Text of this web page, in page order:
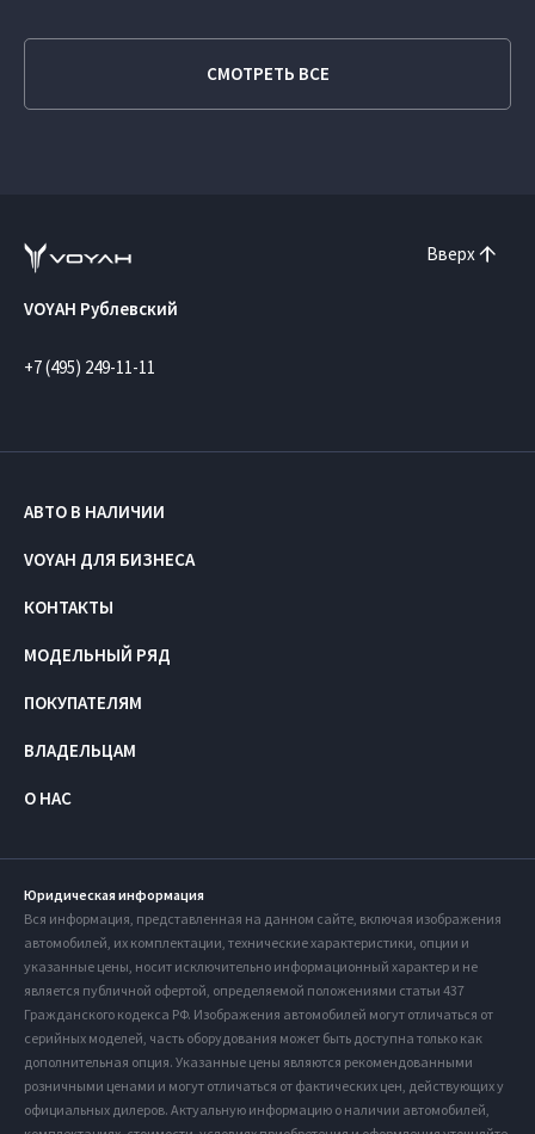
СМОТРЕТЬ ВСЕ
Вверх
VOYAH Рублевский
+7 (495) 249-11-11
АВТО В НАЛИЧИИ
VOYAH ДЛЯ БИЗНЕСА
КОНТАКТЫ
МОДЕЛЬНЫЙ РЯД
ПОКУПАТЕЛЯМ
ВЛАДЕЛЬЦАМ
О НАС
Юридическая информация
Вся информация, представленная на данном сайте, включая изображения
автомобилей, их комплектации, технические характеристики, опции и
указанные цены, носит исключительно информационный характер и не
является публичной офертой, определяемой положениями статьи 437
Гражданского кодекса РФ. Изображения автомобилей могут отличаться от
серийных моделей, часть оборудования может быть доступна только как
дополнительная опция. Указанные цены являются рекомендованными
розничными ценами и могут отличаться от фактических цен, действующих у
официальных дилеров. Актуальную информацию о наличии автомобилей,